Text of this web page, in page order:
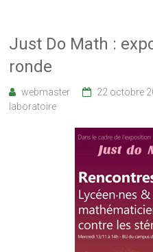
Just Do Math :
ronde
webmaster 22 octobre
laboratoire